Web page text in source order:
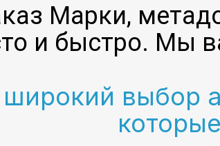
Марки,
и быстро. Мы
широкий выбор